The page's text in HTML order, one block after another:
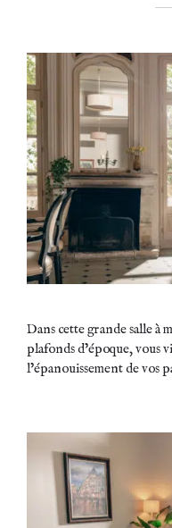
Dans cette grande salle à
plafonds d’époque, vous
l’épanouissement de vos